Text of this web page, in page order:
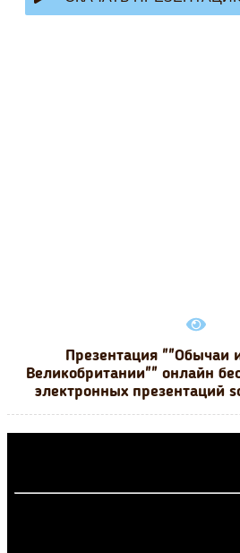
Презентация ""Обычаи
Великобритании"" онлайн
электронных презентаций